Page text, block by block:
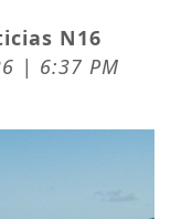
N16
| 6:37 PM